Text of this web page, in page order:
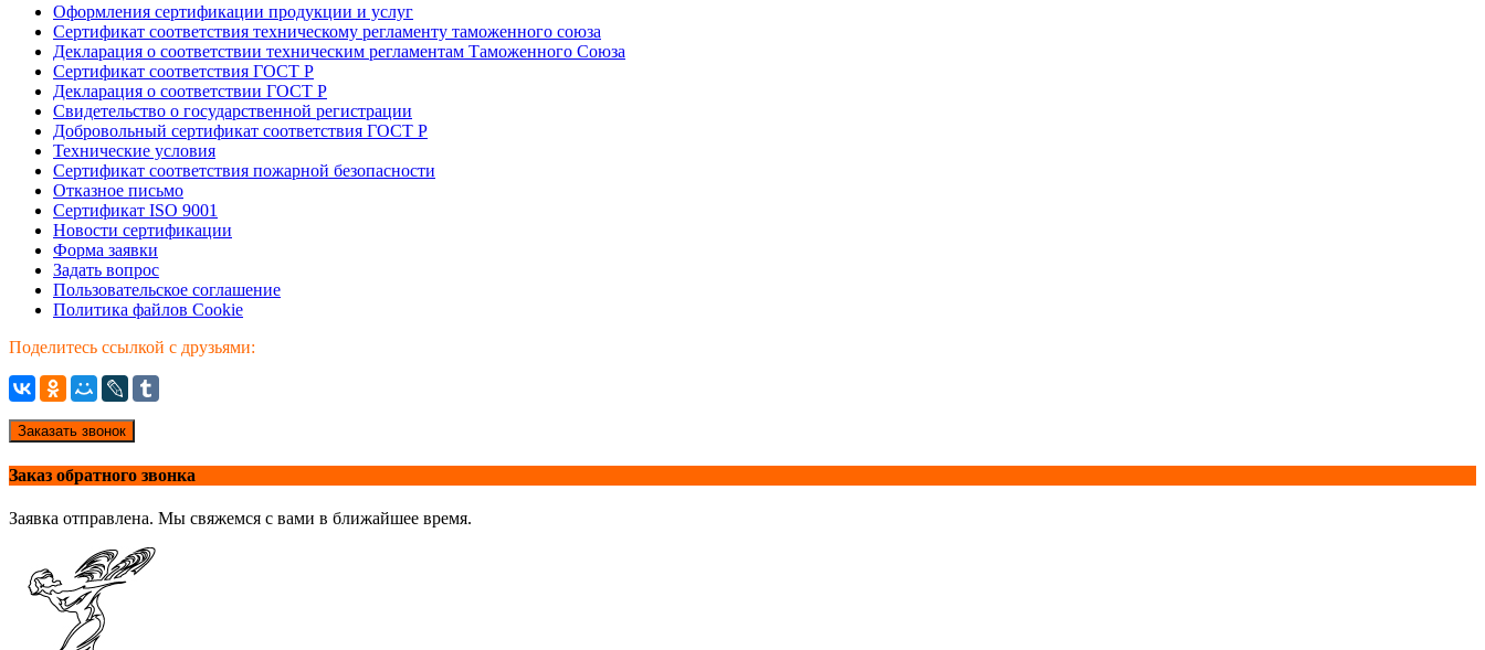
Оформления сертификации продукции и услуг
Сертификат соответствия техническому регламенту таможенного союза
Декларация о соответствии техническим регламентам Таможенного Союза
Сертификат соответствия ГОСТ Р
Декларация о соответствии ГОСТ Р
Свидетельство о государственной регистрации
Добровольный сертификат соответствия ГОСТ Р
Технические условия
Сертификат соответствия пожарной безопасности
Отказное письмо
Сертификат ISO 9001
Новости сертификации
Форма заявки
Задать вопрос
Пользовательское соглашение
Политика файлов Cookie
Поделитесь ссылкой с друзьями:
Заказать звонок
Заказ обратного звонка
Заявка отправлена. Мы свяжемся с вами в ближайшее время.